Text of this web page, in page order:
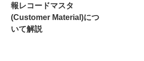
報レコードマスタ
(Customer Material)につ
いて解説